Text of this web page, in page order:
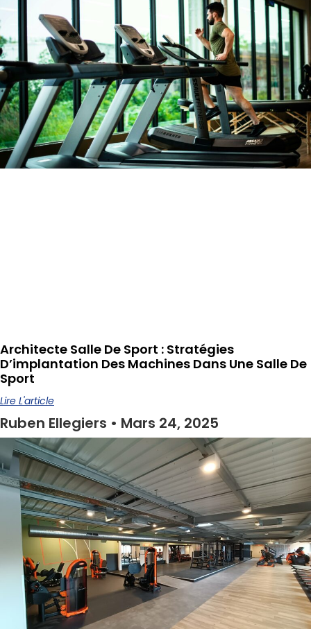
Architecte Salle De Sport : Stratégies
D’implantation Des Machines Dans Une Salle De
Sport
Lire L'article
Ruben Ellegiers Mars 24, 2025